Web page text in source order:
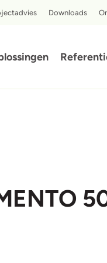
Downloads